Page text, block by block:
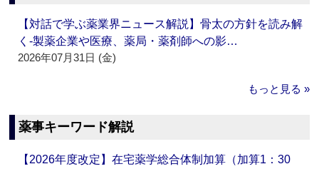
【対話で学ぶ薬業界ニュース解説】骨太の方針を読み解
く‐製薬企業や医療、薬局・薬剤師への影…
2026年07月31日 (金)
もっと見る »
薬事キーワード解説
【2026年度改定】在宅薬学総合体制加算（加算1：30